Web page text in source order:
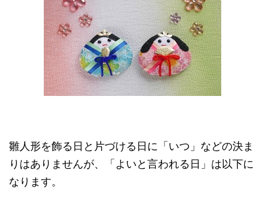
雛人形を飾る日と片づける日に「いつ」などの決ま
りはありませんが、「よいと言われる日」は以下に
なります。